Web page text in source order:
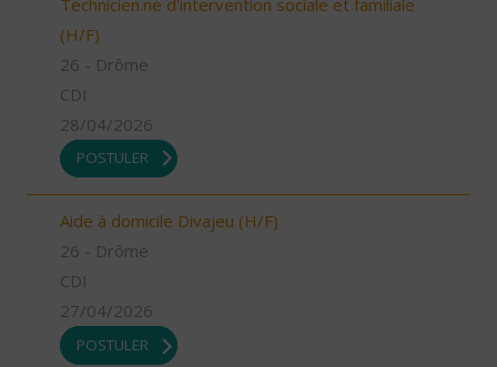
(H/F)
26 - Drôme
CDI
28/04/2026
POSTULER
Aide à domicile Divajeu (H/F)
26 - Drôme
CDI
27/04/2026
POSTULER